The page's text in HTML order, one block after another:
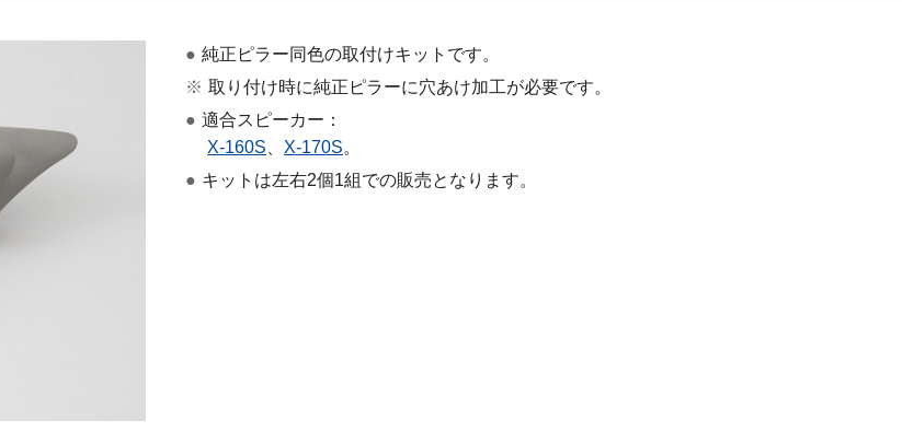
● 純正ピラー同色の取付けキットです。
※ 取り付け時に純正ピラーに穴あけ加工が必要です。
● 適合スピーカー：
X-160S
X-170S。
● キットは左右2個1組での販売となります。